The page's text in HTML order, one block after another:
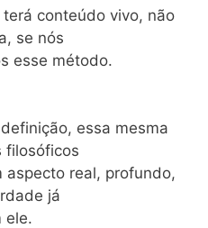
conteúdo vivo, não
se nós
esse método.
essa mesma
filosóficos
aspecto real, profundo,
já
ele.